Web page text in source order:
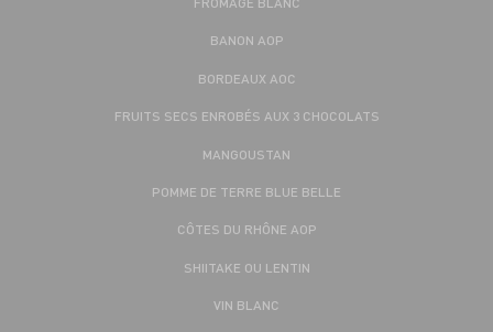
BANON AOP
BORDEAUX AOC
FRUITS SECS ENROBÉS AUX 3 CHOCOLATS
MANGOUSTAN
POMME DE TERRE BLUE BELLE
CÔTES DU RHÔNE AOP
SHIITAKE OU LENTIN
VIN BLANC